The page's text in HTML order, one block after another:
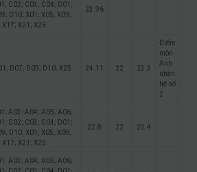
C02; C03; C04; D01;
D10; X01; X05; X09;
X17; X21; X25
23.96
D07; D09; D10; X25 24.11 22 23.3
Điểm
môn
Anh
nhân
hệ số
2
A03; A04; A05; A06;
C02; C03; C04; D01;
D10; X01; X05; X09;
X17; X21; X25
22.8 22 23.4
A03; A04; A05; A06;